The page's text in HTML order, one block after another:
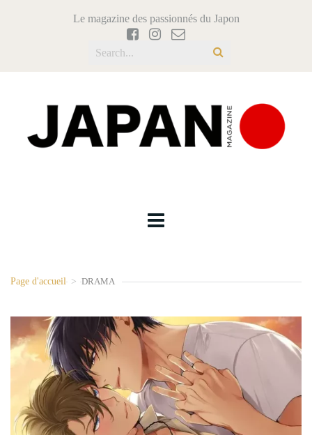
Le magazine des passionnés du Japon
Page d'accueil > DRAMA